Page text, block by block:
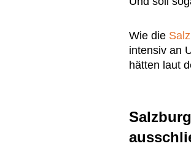
Wie die
intensiv an
hätten laut